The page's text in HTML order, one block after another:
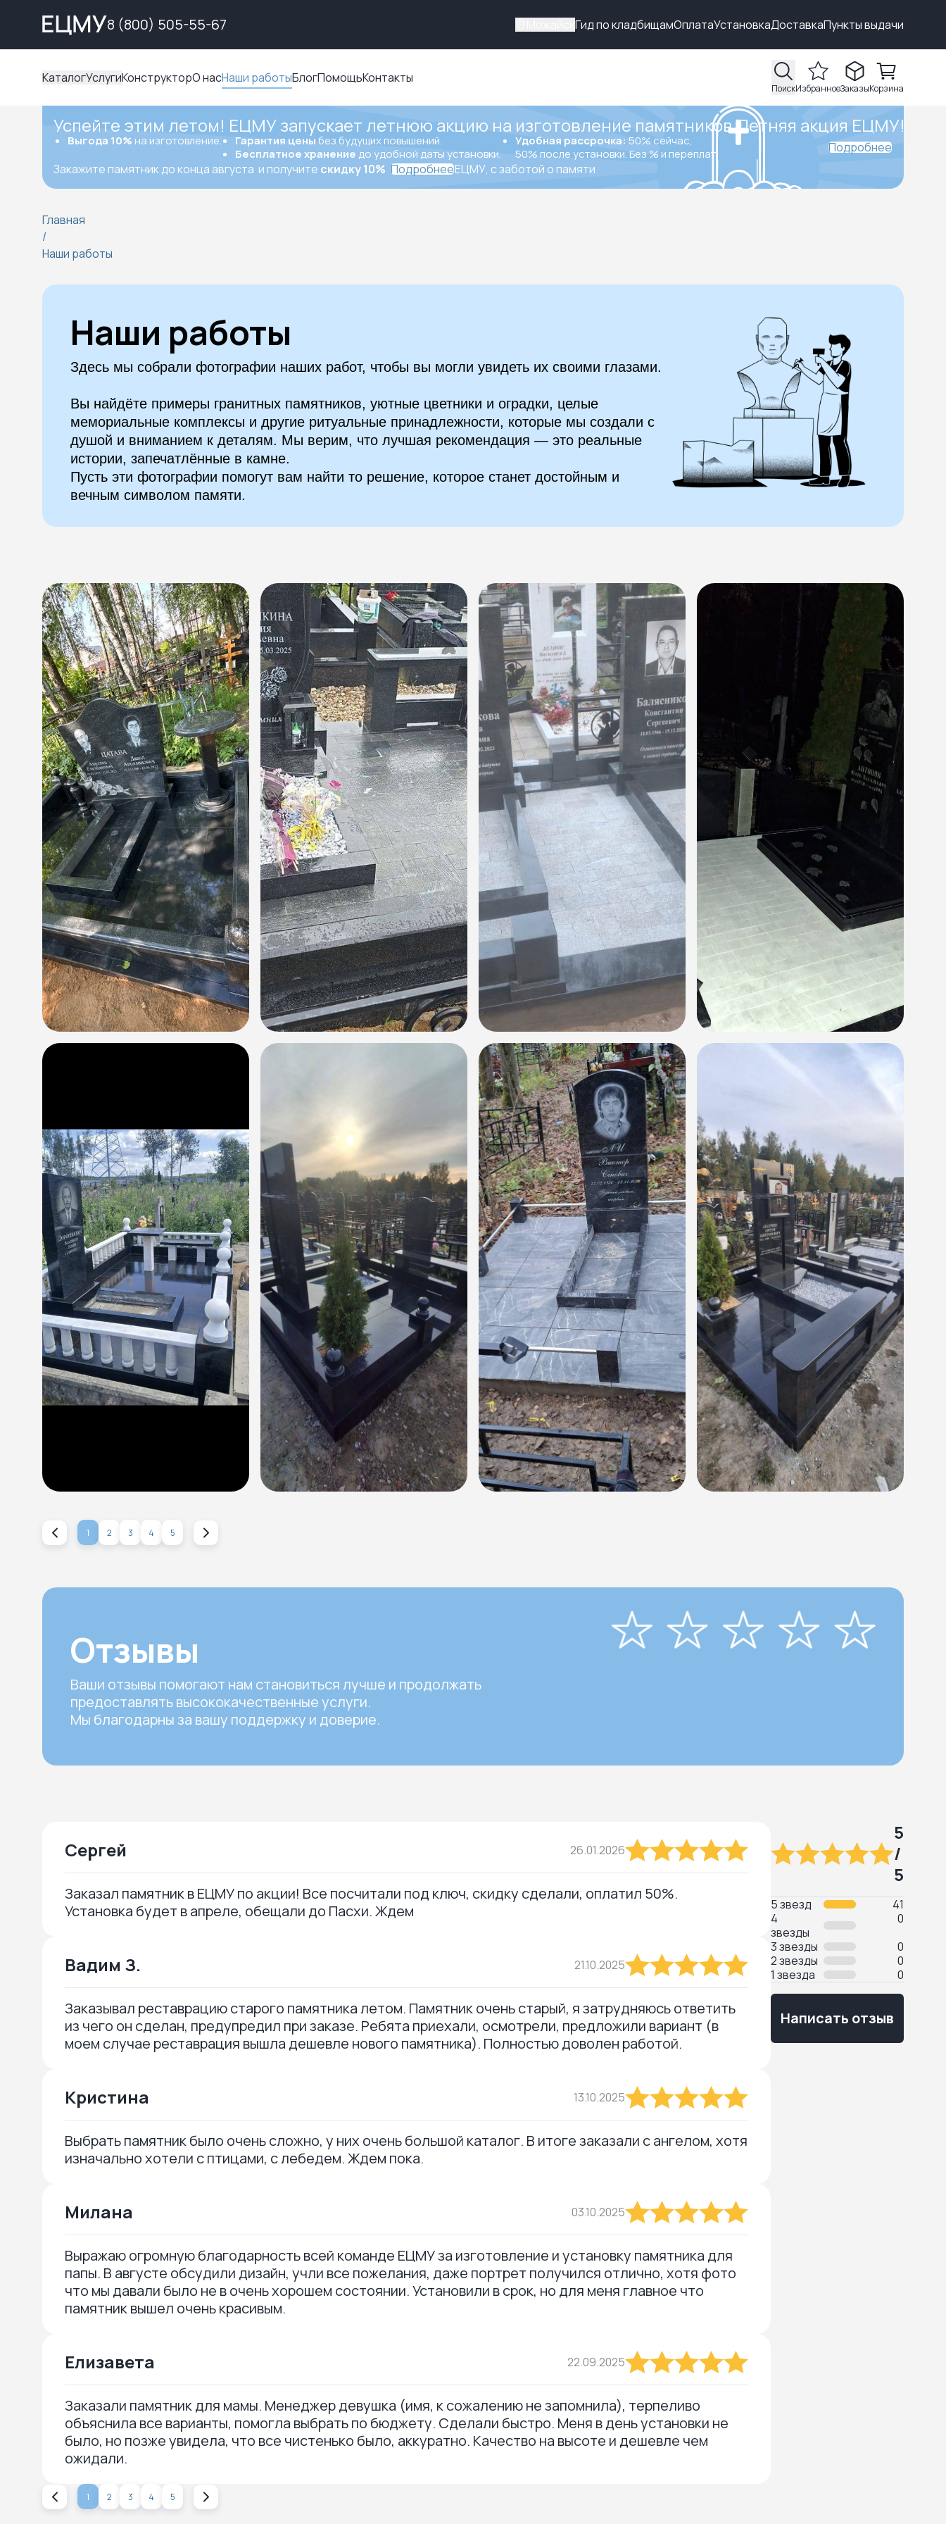
8 (800) 505-55-67 Гид по кладбищамОплатаУстановкаДоставкаПункты выдачи
КаталогУслугиКонструкторО насНаши работыБлогПомощьКонтакты
ПоискИзбранноеЗаказыКорзина
Успейте этим летом! ЕЦМУ запускает летнюю акцию на изготовление памятников.Летняя акция ЕЦМУ!
Выгода 10% на изготовление. Гарантия цены без будущих повышений.
Бесплатное хранение до удобной даты установки.
Удобная рассрочка: 50% сейчас,
50% после установки. Без % и переплат.
Закажите памятник до конца августа и получите скидку 10% ПодробнееЕЦМУ, с заботой о памяти
Подробнее
Главная
/
Наши работы
Наши работы
Здесь мы собрали фотографии наших работ, чтобы вы могли увидеть их своими глазами.
Вы найдёте примеры гранитных памятников, уютные цветники и оградки, целые
мемориальные комплексы и другие ритуальные принадлежности, которые мы создали с
душой и вниманием к деталям. Мы верим, что лучшая рекомендация — это реальные
истории, запечатлённые в камне.
Пусть эти фотографии помогут вам найти то решение, которое станет достойным и
вечным символом памяти.
1 2 3 4 5
Отзывы
Ваши отзывы помогают нам становиться лучше и продолжать
предоставлять высококачественные услуги.
Мы благодарны за вашу поддержку и доверие.
Сергей 26.01.2026
Заказал памятник в ЕЦМУ по акции! Все посчитали под ключ, скидку сделали, оплатил 50%.
Установка будет в апреле, обещали до Пасхи. Ждем
Вадим З. 21.10.2025
Заказывал реставрацию старого памятника летом. Памятник очень старый, я затрудняюсь ответить
из чего он сделан, предупредил при заказе. Ребята приехали, осмотрели, предложили вариант (в
моем случае реставрация вышла дешевле нового памятника). Полностью доволен работой.
Кристина 13.10.2025
Выбрать памятник было очень сложно, у них очень большой каталог. В итоге заказали с ангелом, хотя
изначально хотели с птицами, с лебедем. Ждем пока.
Милана 03.10.2025
Выражаю огромную благодарность всей команде ЕЦМУ за изготовление и установку памятника для
папы. В августе обсудили дизайн, учли все пожелания, даже портрет получился отлично, хотя фото
что мы давали было не в очень хорошем состоянии. Установили в срок, но для меня главное что
памятник вышел очень красивым.
Елизавета 22.09.2025
Заказали памятник для мамы. Менеджер девушка (имя, к сожалению не запомнила), терпеливо
объяснила все варианты, помогла выбрать по бюджету. Сделали быстро. Меня в день установки не
было, но позже увидела, что все чистенько было, аккуратно. Качество на высоте и дешевле чем
ожидали.
1 2 3 4 5
5
/
5
5 звезд
41
4
звезды
0
3 звезды
0
2 звезды
0
1 звезда
0
Написать отзыв